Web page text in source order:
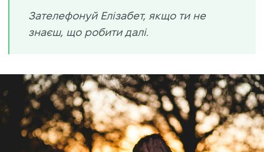
Зателефонуй Елізабет, якщо ти не
знаєш, що робити далі.